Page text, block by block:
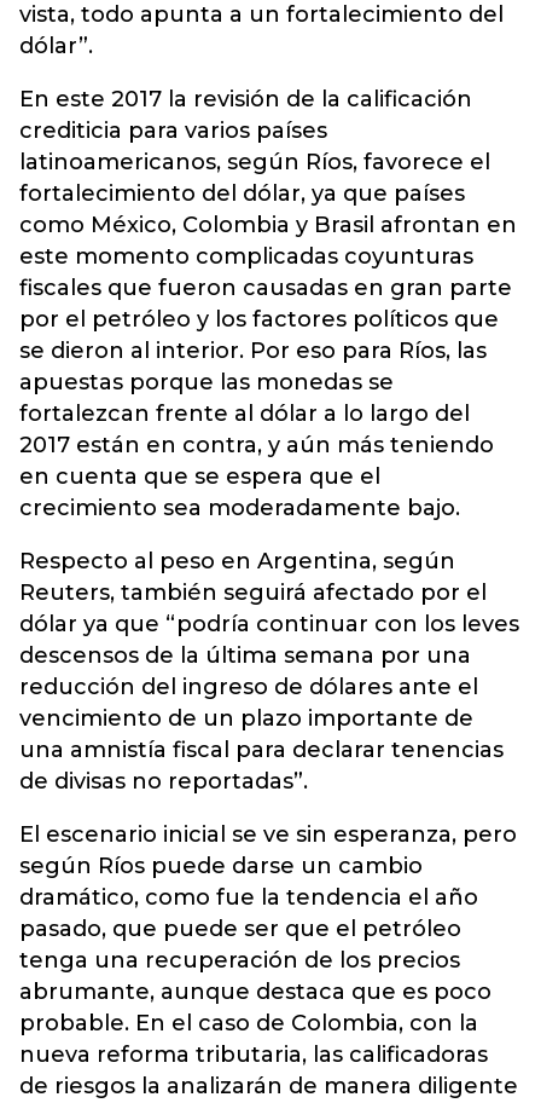
vista, todo apunta a un fortalecimiento del
dólar”.
En este 2017 la revisión de la calificación
crediticia para varios países
latinoamericanos, según Ríos, favorece el
fortalecimiento del dólar, ya que países
como México, Colombia y Brasil afrontan en
este momento complicadas coyunturas
fiscales que fueron causadas en gran parte
por el petróleo y los factores políticos que
se dieron al interior. Por eso para Ríos, las
apuestas porque las monedas se
fortalezcan frente al dólar a lo largo del
2017 están en contra, y aún más teniendo
en cuenta que se espera que el
crecimiento sea moderadamente bajo.
Respecto al peso en Argentina, según
Reuters, también seguirá afectado por el
dólar ya que “podría continuar con los leves
descensos de la última semana por una
reducción del ingreso de dólares ante el
vencimiento de un plazo importante de
una amnistía fiscal para declarar tenencias
de divisas no reportadas”.
El escenario inicial se ve sin esperanza, pero
según Ríos puede darse un cambio
dramático, como fue la tendencia el año
pasado, que puede ser que el petróleo
tenga una recuperación de los precios
abrumante, aunque destaca que es poco
probable. En el caso de Colombia, con la
nueva reforma tributaria, las calificadoras
de riesgos la analizarán de manera diligente